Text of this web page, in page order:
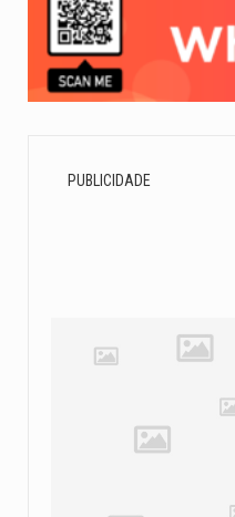
PUBLICIDADE